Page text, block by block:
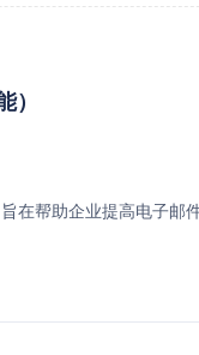
帮助企业提高电子邮